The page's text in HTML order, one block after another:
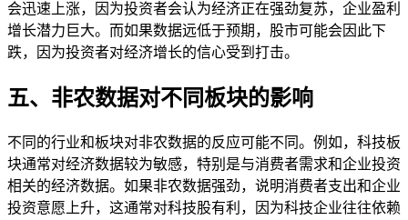
会迅速上涨，因为投资者会认为经济正在强劲复苏，企业盈利
增长潜力巨大。而如果数据远低于预期，股市可能会因此下
跌，因为投资者对经济增长的信心受到打击。
五、非农数据对不同板块的影响
不同的行业和板块对非农数据的反应可能不同。例如，科技板
块通常对经济数据较为敏感，特别是与消费者需求和企业投资
相关的经济数据。如果非农数据强劲，说明消费者支出和企业
投资意愿上升，这通常对科技股有利，因为科技企业往往依赖